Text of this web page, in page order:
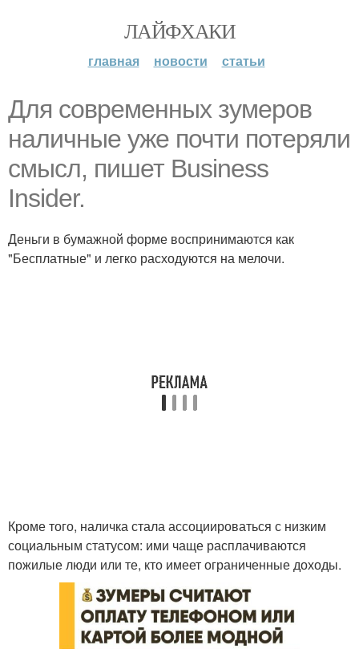
ЛАЙФХАКИ
главная новости статьи
Для современных зумеров
наличные уже почти потеряли
смысл, пишет Business
Insider.
Деньги в бумажной форме воспринимаются как
"Бесплатные" и легко расходуются на мелочи.
Кроме того, наличка стала ассоциироваться с низким
социальным статусом: ими чаще расплачиваются
пожилые люди или те, кто имеет ограниченные доходы.